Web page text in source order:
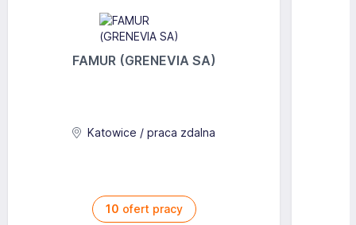
FAMUR (GRENEVIA SA)
Katowice / praca zdalna
10 ofert pracy